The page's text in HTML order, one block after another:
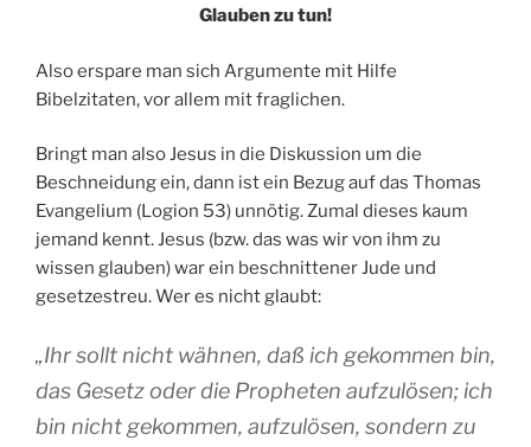
Glauben zu tun!
Also erspare man sich Argumente mit Hilfe
Bibelzitaten, vor allem mit fraglichen.
Bringt man also Jesus in die Diskussion um die
Beschneidung ein, dann ist ein Bezug auf das Thomas
Evangelium (Logion 53) unnötig. Zumal dieses kaum
jemand kennt. Jesus (bzw. das was wir von ihm zu
wissen glauben) war ein beschnittener Jude und
gesetzestreu. Wer es nicht glaubt:
„Ihr sollt nicht wähnen, daß ich gekommen bin,
das Gesetz oder die Propheten aufzulösen; ich
bin nicht gekommen, aufzulösen, sondern zu